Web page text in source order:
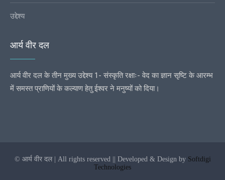
उद्देश्य
आर्य वीर दल
आर्य वीर दल के तीन मुख्य उद्देश्य 1- संस्कृति रक्षाः- वेद का ज्ञान सृष्टि के आरम्भ
में समस्त प्राणियों के कल्याण हेतु ईश्वर ने मनुष्यों को दिया।
© आर्य वीर दल | All rights reserved || Developed & Design by Softdigi
Technologies